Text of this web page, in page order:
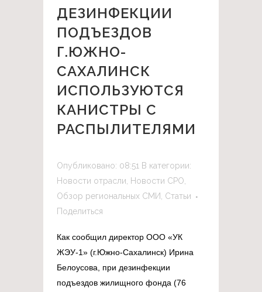
ДЕЗИНФЕКЦИИ
ПОДЪЕЗДОВ
Г.ЮЖНО-
САХАЛИНСК
ИСПОЛЬЗУЮТСЯ
КАНИСТРЫ С
РАСПЫЛИТЕЛЯМИ
Опубликовано: 08:51 В категории:
Новости отрасли
Новости СРО
Обзор региональных СМИ
Статьи
Поделиться
Как сообщил директор ООО «УК
ЖЭУ-1» (г.Южно-Сахалинск) Ирина
Белоусова, при дезинфекции
подъездов жилищного фонда (76